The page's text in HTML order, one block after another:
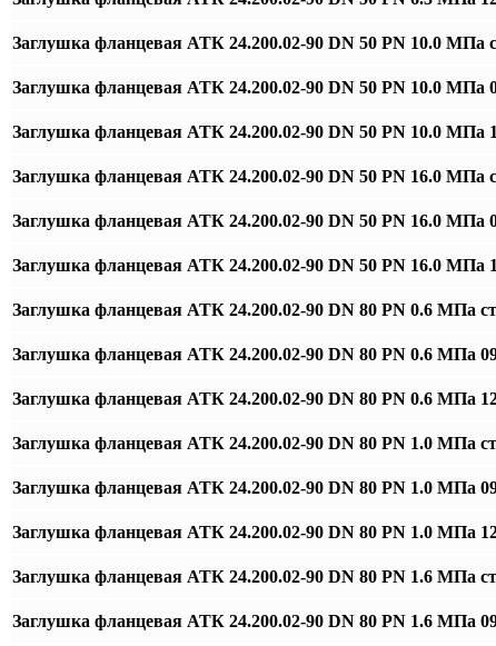
Заглушка фланцевая АТК 24.200.02-90 DN 50 PN 10.0 МПа
Заглушка фланцевая АТК 24.200.02-90 DN 50 PN 10.0 МПа
Заглушка фланцевая АТК 24.200.02-90 DN 50 PN 10.0 МПа
Заглушка фланцевая АТК 24.200.02-90 DN 50 PN 16.0 МПа
Заглушка фланцевая АТК 24.200.02-90 DN 50 PN 16.0 МПа
Заглушка фланцевая АТК 24.200.02-90 DN 50 PN 16.0 МПа
Заглушка фланцевая АТК 24.200.02-90 DN 80 PN 0.6 МПа
Заглушка фланцевая АТК 24.200.02-90 DN 80 PN 0.6 МПа
Заглушка фланцевая АТК 24.200.02-90 DN 80 PN 0.6 МПа
Заглушка фланцевая АТК 24.200.02-90 DN 80 PN 1.0 МПа
Заглушка фланцевая АТК 24.200.02-90 DN 80 PN 1.0 МПа
Заглушка фланцевая АТК 24.200.02-90 DN 80 PN 1.0 МПа
Заглушка фланцевая АТК 24.200.02-90 DN 80 PN 1.6 МПа
Заглушка фланцевая АТК 24.200.02-90 DN 80 PN 1.6 МПа